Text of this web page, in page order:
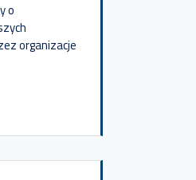
o
organizacje